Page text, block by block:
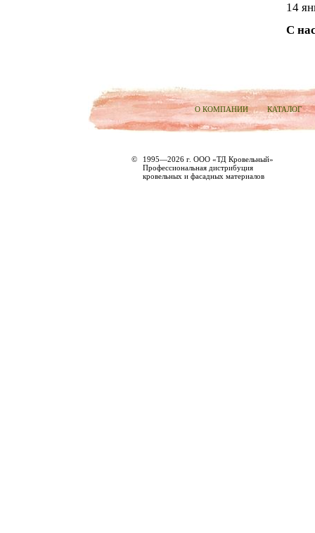
14
С
О КОМПАНИИ КАТАЛОГ
©
1995—2026 г. ООО «ТД Кровельный»
Профессиональная дистрибуция
кровельных и фасадных материалов